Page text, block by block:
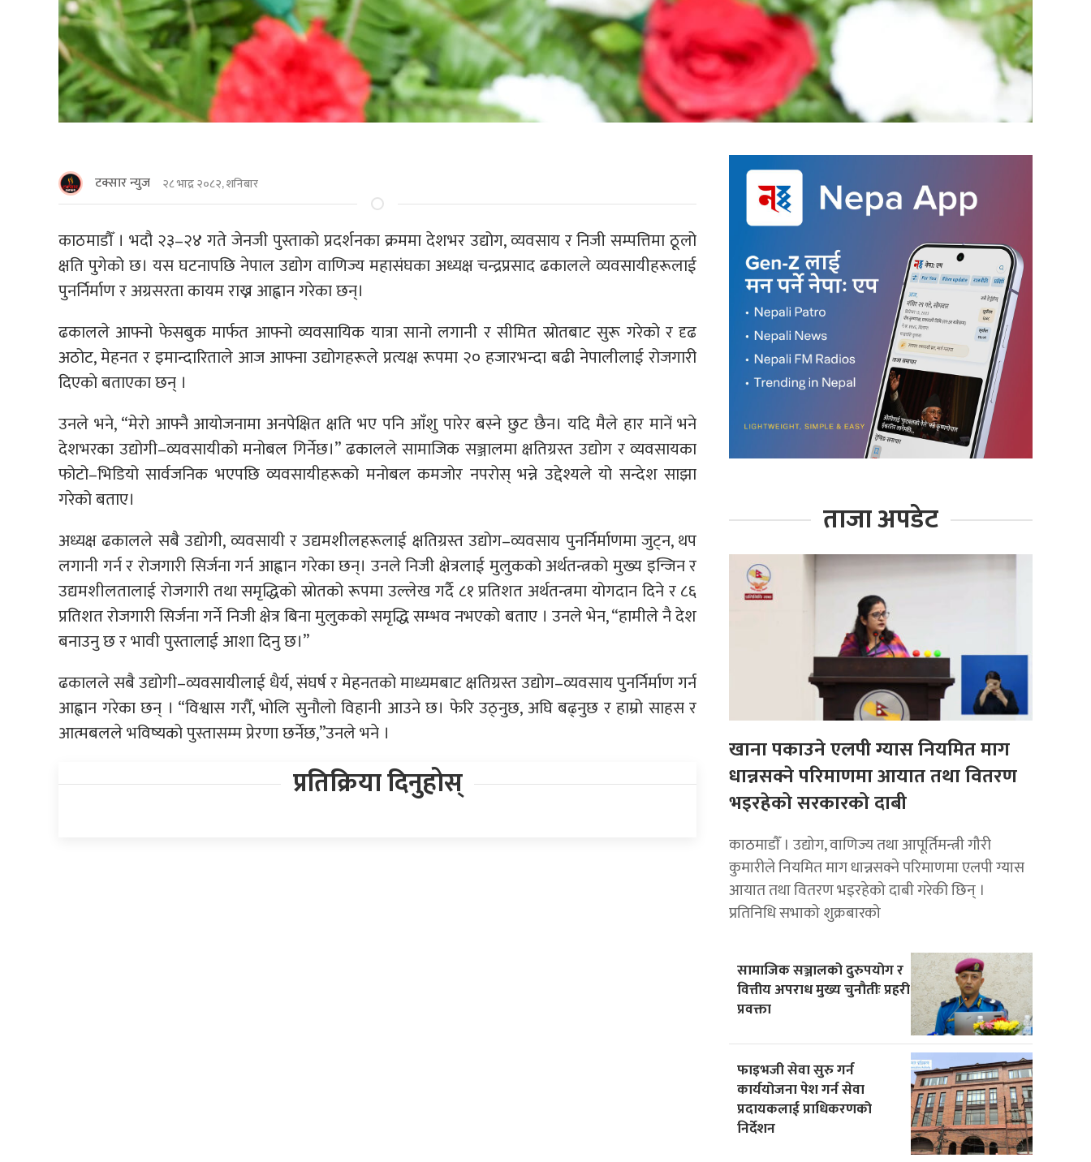
टक्सार न्युज २८ भाद्र २०८२, शनिबार
काठमाडाैँ । भदौ २३–२४ गते जेनजी पुस्ताको प्रदर्शनका क्रममा देशभर उद्योग, व्यवसाय र निजी सम्पत्तिमा ठूलो
क्षति पुगेको छ। यस घटनापछि नेपाल उद्योग वाणिज्य महासंघका अध्यक्ष चन्द्रप्रसाद ढकालले व्यवसायीहरूलाई
पुनर्निर्माण र अग्रसरता कायम राख्न आह्वान गरेका छन्।
ढकालले आफ्नो फेसबुक मार्फत आफ्नो व्यवसायिक यात्रा सानो लगानी र सीमित स्रोतबाट सुरू गरेकाे र दृढ
अठोट, मेहनत र इमान्दारिताले आज आफ्ना उद्योगहरूले प्रत्यक्ष रूपमा २० हजारभन्दा बढी नेपालीलाई रोजगारी
दिएकाे बताएका छन् ।
उनले भने, “मेरो आफ्नै आयोजनामा अनपेक्षित क्षति भए पनि आँशु पारेर बस्ने छुट छैन। यदि मैले हार मानें भने
देशभरका उद्योगी–व्यवसायीको मनोबल गिर्नेछ।” ढकालले सामाजिक सञ्जालमा क्षतिग्रस्त उद्योग र व्यवसायका
फोटो–भिडियो सार्वजनिक भएपछि व्यवसायीहरूको मनोबल कमजोर नपरोस् भन्ने उद्देश्यले यो सन्देश साझा
गरेको बताए।
अध्यक्ष ढकालले सबै उद्योगी, व्यवसायी र उद्यमशीलहरूलाई क्षतिग्रस्त उद्योग–व्यवसाय पुनर्निर्माणमा जुट्न, थप
लगानी गर्न र रोजगारी सिर्जना गर्न आह्वान गरेका छन्। उनले निजी क्षेत्रलाई मुलुकको अर्थतन्त्रको मुख्य इन्जिन र
उद्यमशीलतालाई रोजगारी तथा समृद्धिको स्रोतको रूपमा उल्लेख गर्दै ८१ प्रतिशत अर्थतन्त्रमा योगदान दिने र ८६
प्रतिशत रोजगारी सिर्जना गर्ने निजी क्षेत्र बिना मुलुकको समृद्धि सम्भव नभएकाे बताए । उनले भेन, “हामीले नै देश
बनाउनु छ र भावी पुस्तालाई आशा दिनु छ।”
ढकालले सबै उद्योगी–व्यवसायीलाई धैर्य, संघर्ष र मेहनतको माध्यमबाट क्षतिग्रस्त उद्योग–व्यवसाय पुनर्निर्माण गर्न
आह्वान गरेका छन् । “विश्वास गरौँ, भोलि सुनौलो विहानी आउने छ। फेरि उठ्नुछ, अघि बढ्नुछ र हाम्रो साहस र
आत्मबलले भविष्यको पुस्तासम्म प्रेरणा छर्नेछ,”उनले भने ।
प्रतिक्रिया दिनुहोस्
ताजा अपडेट
खाना पकाउने एलपी ग्यास नियमित माग
धान्नसक्ने परिमाणमा आयात तथा वितरण
भइरहेको सरकारको दाबी
काठमाडाैँ । उद्योग, वाणिज्य तथा आपूर्तिमन्त्री गौरी
कुमारीले नियमित माग धान्नसक्ने परिमाणमा एलपी ग्यास
आयात तथा वितरण भइरहेको दाबी गरेकी छिन् ।
प्रतिनिधि सभाको शुक्रबारको
सामाजिक सञ्जालको दुरुपयोग र
वित्तीय अपराध मुख्य चुनौतीः प्रहरी
प्रवक्ता
फाइभजी सेवा सुरु गर्न
कार्ययोजना पेश गर्न सेवा
प्रदायकलाई प्राधिकरणको
निर्देशन